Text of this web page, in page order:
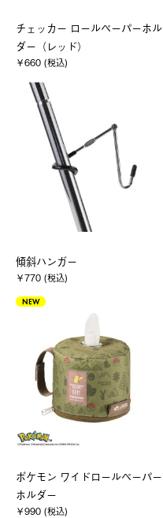
チェッカー ロールペーパーホル
ダー（レッド）
￥660 (税込)
傾斜ハンガー
￥770 (税込)
NEW
ポケモン ワイドロールペーパー
ホルダー
￥990 (税込)